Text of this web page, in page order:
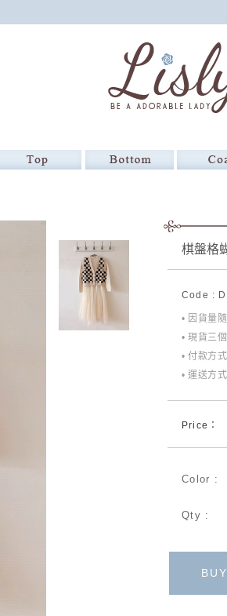
棋盤格
Code :
• 因貨量
• 現貨三
• 付款方
• 運送方
Price：
Color :
Qty :